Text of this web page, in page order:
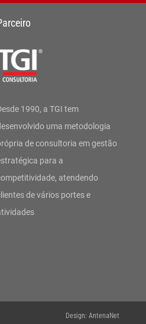
1990, a TGI tem
uma metodologia
de consultoria em gestão
para a
atendendo
de vários portes e
Design: AntenaNet